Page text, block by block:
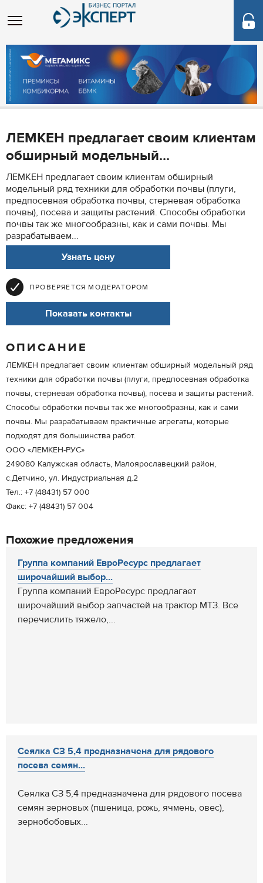
ЛЕМКЕН предлагает своим клиентам
обширный модельный...
ЛЕМКЕН предлагает своим клиентам обширный
модельный ряд техники для обработки почвы (плуги,
предпосевная обработка почвы, стерневая обработка
почвы), посева и защиты растений. Способы обработки
почвы так же многообразны, как и сами почвы. Мы
разрабатываем...
Узнать цену
ПРОВЕРЯЕТСЯ МОДЕРАТОРОМ
Показать контакты
ОПИСАНИЕ
ЛЕМКЕН предлагает своим клиентам обширный модельный ряд
техники для обработки почвы (плуги, предпосевная обработка
почвы, стерневая обработка почвы), посева и защиты растений.
Способы обработки почвы так же многообразны, как и сами
почвы. Мы разрабатываем практичные агрегаты, которые
подходят для большинства работ.
ООО «ЛЕМКЕН-РУС»
249080 Калужская область, Малоярославецкий район,
с.Детчино, ул. Индустриальная д.2
Тел.: +7 (48431) 57 000
Факс: +7 (48431) 57 004
Похожие предложения
Группа компаний ЕвроРесурс предлагает
широчайший выбор...
Группа компаний ЕвроРесурс предлагает
широчайший выбор запчастей на трактор МТЗ. Все
перечислить тяжело,...
Сеялка СЗ 5,4 предназначена для рядового
посева семян...
Сеялка СЗ 5,4 предназначена для рядового посева
семян зерновых (пшеница, рожь, ячмень, овес),
зернобобовых...